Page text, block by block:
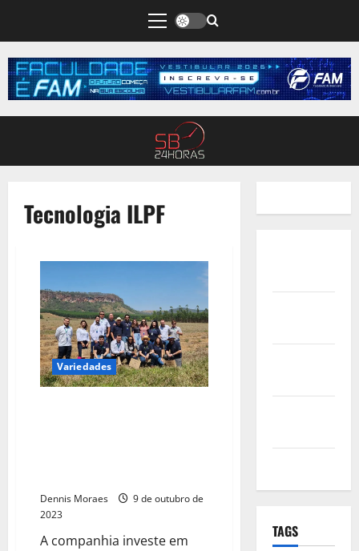
Tecnologia ILPF
Variedades
Dennis Moraes
9 de outubro de
2023
A companhia investe em
TAGS